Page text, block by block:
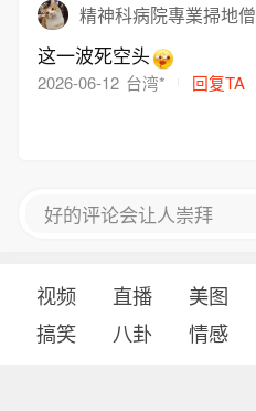
精神科病院專業掃地僧
这一波死空头
2026-06-12 台湾* 回复TA
好的评论会让人崇拜
视频 直播 美图
搞笑
八卦 情感